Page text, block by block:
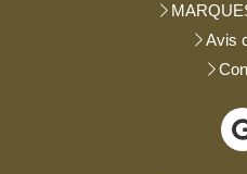
Avis